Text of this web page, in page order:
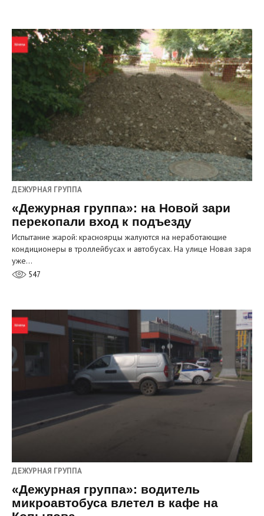
ДЕЖУРНАЯ ГРУППА
«Дежурная группа»: на Новой зари
перекопали вход к подъезду
Испытание жарой: красноярцы жалуются на неработающие
кондиционеры в троллейбусах и автобусах. На улице Новая заря
уже…
547
ДЕЖУРНАЯ ГРУППА
«Дежурная группа»: водитель
микроавтобуса влетел в кафе на